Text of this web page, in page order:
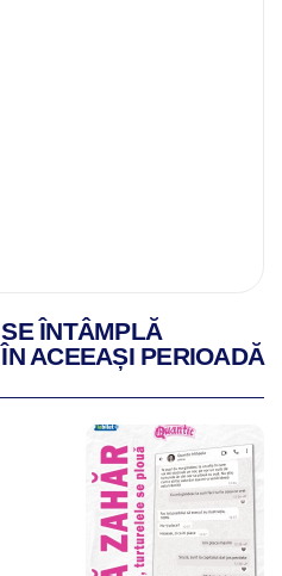
SE ÎNTÂMPLĂ
ÎN ACEEAȘI PERIOADĂ